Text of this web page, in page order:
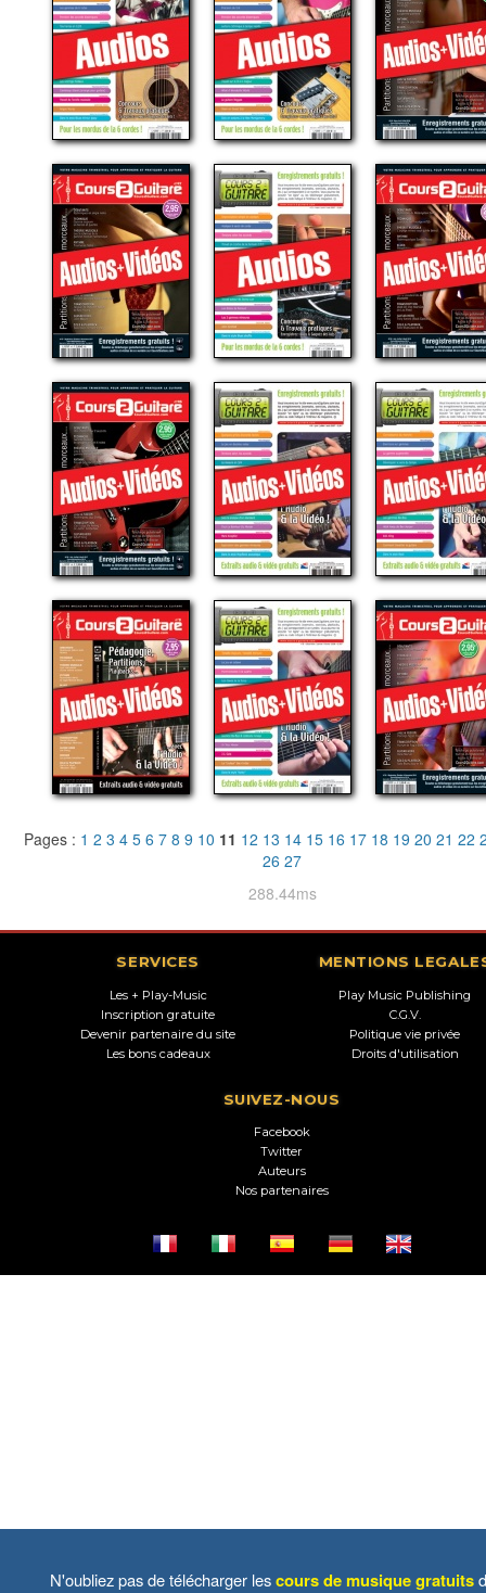
Pages : 1 2 3 4 5 6 7 8 9 10 11 12 13 14 15 16 17 18 19 20 21 22
26 27
288.44ms
SERVICES
Les + Play-Music
Inscription gratuite
Devenir partenaire du site
Les bons cadeaux
MENTIONS
Play Music Publishing
C.G.V.
Politique vie privée
Droits d'utilisation
SUIVEZ-NOUS
Facebook
Twitter
Auteurs
Nos partenaires
N'oubliez pas de télécharger lescours de musique gratuits